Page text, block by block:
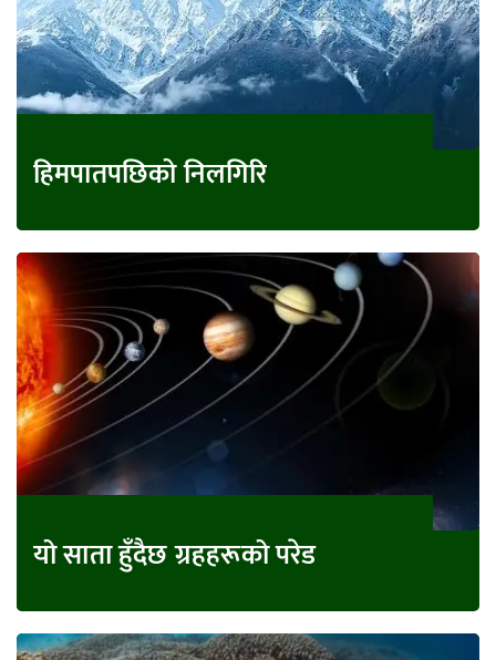
हिमपातपछिको निलगिरि
यो साता हुँदैछ ग्रहहरूको परेड